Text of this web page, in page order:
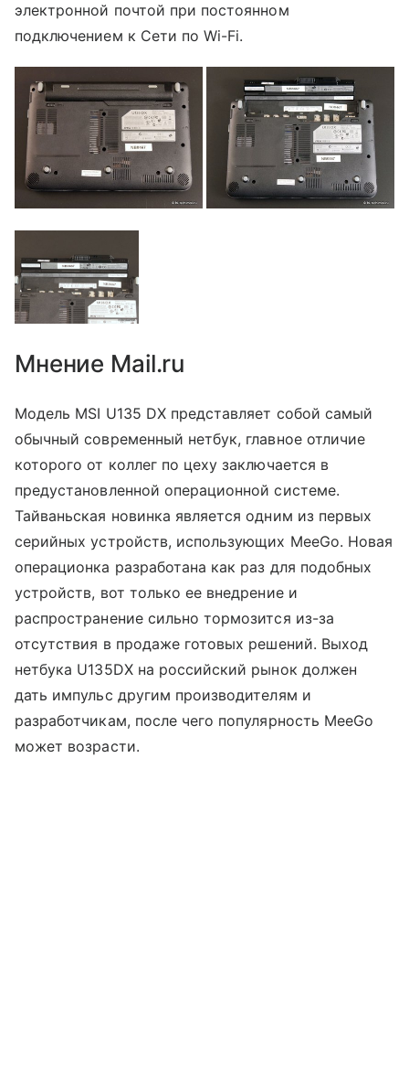
электронной почтой при постоянном
подключением к Сети по Wi-Fi.
Мнение Mail.ru
Модель MSI U135 DX представляет собой самый
обычный современный нетбук, главное отличие
которого от коллег по цеху заключается в
предустановленной операционной системе.
Тайваньская новинка является одним из первых
серийных устройств, использующих MeeGo. Новая
операционка разработана как раз для подобных
устройств, вот только ее внедрение и
распространение сильно тормозится из-за
отсутствия в продаже готовых решений. Выход
нетбука U135DX на российский рынок должен
дать импульс другим производителям и
разработчикам, после чего популярность MeeGo
может возрасти.